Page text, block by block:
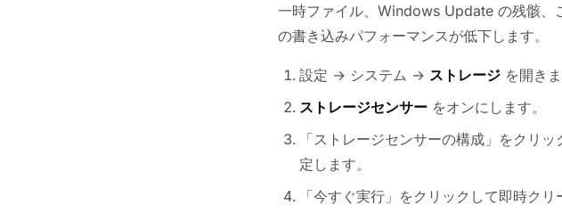
一時ファイル、Windows Update の残骸、
の書き込みパフォーマンスが低下します。
設定 → システム → ストレージ を開きま
ストレージセンサー をオンにします。
「ストレージセンサーの構成」をクリ
定します。
「今すぐ実行」をクリックして即時クリ